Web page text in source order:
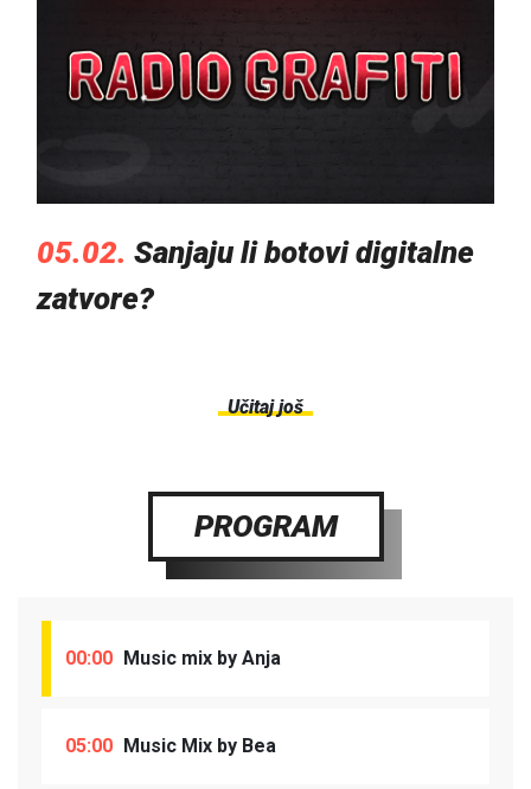
05.02. Sanjaju li botovi digitalne
zatvore?
Učitaj još
PROGRAM
00:00 Music mix by Anja
05:00 Music Mix by Bea